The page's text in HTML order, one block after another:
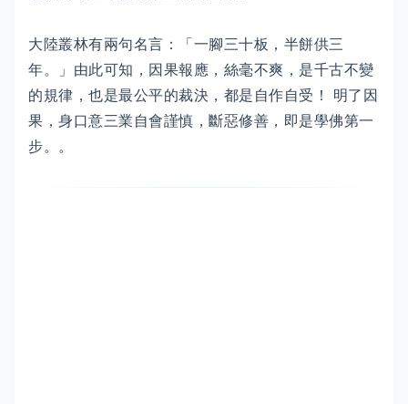
大陸叢林有兩句名言：「一腳三十板，半餅供三
年。」由此可知，因果報應，絲毫不爽，是千古不變
的規律，也是最公平的裁決，都是自作自受！ 明了因
果，身口意三業自會謹慎，斷惡修善，即是學佛第一
步。。